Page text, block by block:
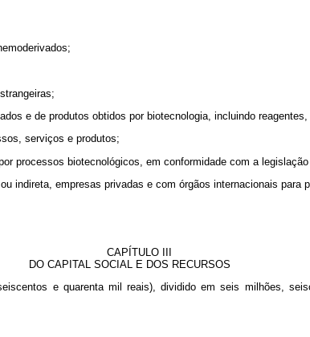
e de produtos obtidos por biotecnologia, incluindo
serviços e produtos;
processos biotecnológicos, em conformidade com a
indireta, empresas privadas e com órgãos internacionais
CAPÍTULO III
DO CAPITAL SOCIAL E DOS RECURSOS
e quarenta mil reais), dividido em seis milhões,